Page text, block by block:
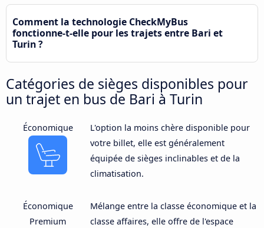
Comment la technologie CheckMyBus
fonctionne-t-elle pour les trajets entre Bari et
Turin ?
Catégories de sièges disponibles pour
un trajet en bus de Bari à Turin
Économique
L'option la moins chère disponible pour
votre billet, elle est généralement
équipée de sièges inclinables et de la
climatisation.
Économique
Premium
Mélange entre la classe économique et la
classe affaires, elle offre de l'espace